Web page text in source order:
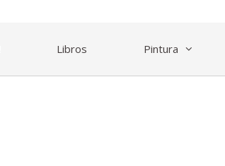
Libros Pintura